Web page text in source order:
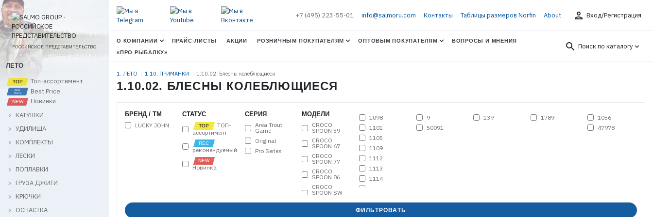
РОССИЙСКОЕ ПРЕДСТАВИТЕЛЬСТВО
ЛЕТО
Топ-ассортимент
Best Price
Новинки
КАТУШКИ
УДИЛИЩА
КОМПЛЕКТЫ
ЛЕСКИ
ПОПЛАВКИ
ГРУЗА ДЖИГИ
КРЮЧКИ
ОСНАСТКА
+7 (495) 223-55-01 info@salmoru.com Контакты Таблицы размеров Norfin About person Вход/Регистрация
О КОМПАНИИ ПРАЙС-ЛИСТЫ АКЦИИ РОЗНИЧНЫМ ПОКУПАТЕЛЯМ ОПТОВЫМ ПОКУПАТЕЛЯМ
ВОПРОСЫ И МНЕНИЯ
«ПРО РЫБАЛКУ»
search Поиск по каталогу
1. ЛЕТО 1.10. ПРИМАНКИ 1.10.02. Блесны колеблющиеся
1.10.02. БЛЕСНЫ КОЛЕБЛЮЩИЕСЯ
БРЕНД / ТМ
LUCKY JOHN
СТАТУС
ТОП-
ассортимент
рекомендуемый
Новинка
СЕРИЯ
Area Trout
Game
Original
Pro Series
МОДЕЛИ
CROCO
SPOON 59
CROCO
SPOON 67
CROCO
SPOON 77
CROCO
SPOON 86
CROCO
SPOON SW
1098
1101
1105
1109
1112
1113
1114
2510
9
50091
139 1789
1056
47978
ФИЛЬТРОВАТЬ